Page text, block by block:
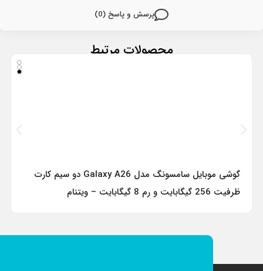
پرسش و پاسخ (0)
محصولات مرتبط
گوشی موبایل سامسونگ مدل Galaxy A26 دو سیم کارت
ظرفیت 256 گیگابایت و رم 8 گیگابایت – ویتنام